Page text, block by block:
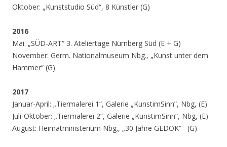
Oktober: „Kunststudio Süd“, 8 Künstler (G)
2016
Mai: „SÜD-ART“ 3. Ateliertage Nürnberg Süd (E + G)
November: Germ. Nationalmuseum Nbg., „Kunst unter dem
Hammer“ (G)
2017
Januar-April: „Tiermalerei 1“, Galerie „KunstimSinn“, Nbg, (E)
Juli-Oktober: „Tiermalerei 2“, Galerie „KunstimSinn“, Nbg, (E)
August: Heimatministerium Nbg., „30 Jahre GEDOK“ (G)